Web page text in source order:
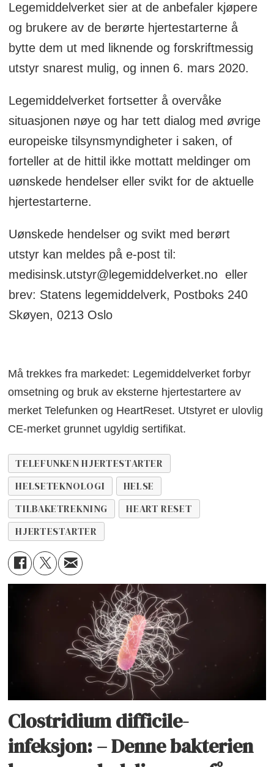
Legemiddelverket sier at de anbefaler kjøpere
og brukere av de berørte hjertestarterne å
bytte dem ut med liknende og forskriftmessig
utstyr snarest mulig, og innen 6. mars 2020.
Legemiddelverket fortsetter å overvåke
situasjonen nøye og har tett dialog med øvrige
europeiske tilsynsmyndigheter i saken, of
forteller at de hittil ikke mottatt meldinger om
uønskede hendelser eller svikt for de aktuelle
hjertestarterne.
Uønskede hendelser og svikt med berørt
utstyr kan meldes på e-post til:
medisinsk.utstyr@legemiddelverket.no eller
brev: Statens legemiddelverk, Postboks 240
Skøyen, 0213 Oslo
Må trekkes fra markedet: Legemiddelverket forbyr
omsetning og bruk av eksterne hjertestartere av
merket Telefunken og HeartReset. Utstyret er ulovlig
CE-merket grunnet ugyldig sertifikat.
TELEFUNKEN HJERTESTARTER
HELSETEKNOLOGI
HELSE
TILBAKETREKNING
HEART RESET
HJERTESTARTER
Clostridium difficile-
infeksjon: – Denne bakterien